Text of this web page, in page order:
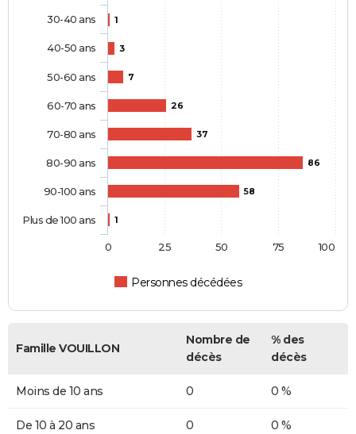
1
3
7
26
37
86
58
1
Personnes décédées
30-40 ans
40-50 ans
50-60 ans
60-70 ans
70-80 ans
80-90 ans
90-100 ans
Plus de 100 ans
0 100
25 50 75
Famille VOUILLON
Nombre de
décès
% des
décès
Moins de 10 ans 0 0 %
De 10 à 20 ans 0 0 %